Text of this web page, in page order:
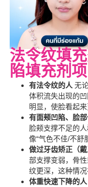
法令纹填
陷填充剂
有法令纹的人 无
体积流失出现的
明显，使脸看起
有面颊凹陷、脸
脸颊支撑不足的
像“气色不佳/不舒
做过牙齿矫正（
部支撑变弱，骨
纹更深，这种情况
体重快速下降的人